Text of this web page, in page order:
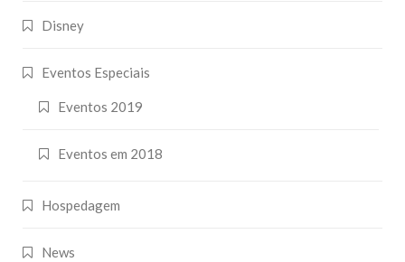
Disney
Eventos Especiais
Eventos 2019
Eventos em 2018
Hospedagem
News